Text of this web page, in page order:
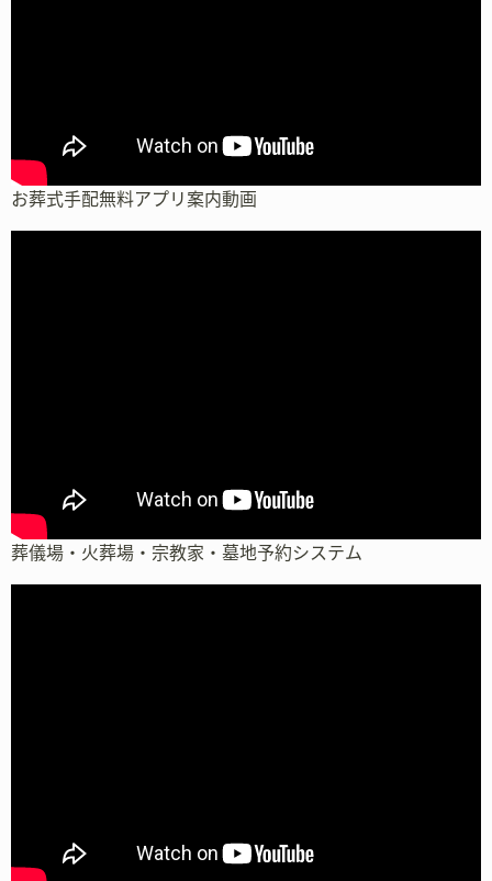
お葬式手配無料アプリ案内動画
葬儀場・火葬場・宗教家・墓地予約システム